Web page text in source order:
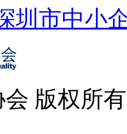
圳市中小
版权所